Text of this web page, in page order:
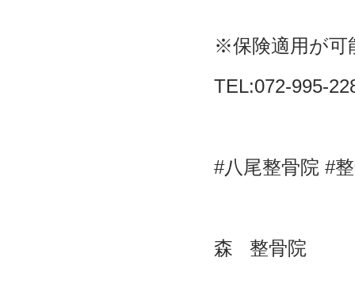
※保険適用が可
TEL:072-995-
#八尾整骨院 #
森 整骨院